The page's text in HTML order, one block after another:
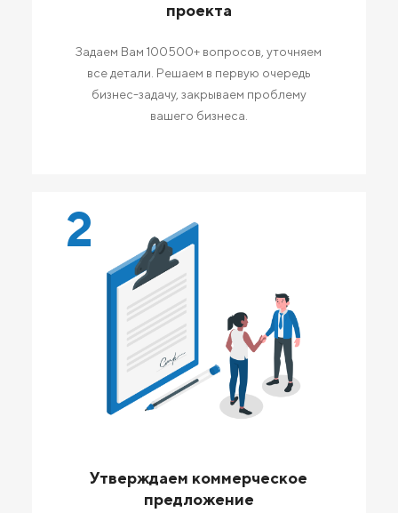
проекта
Задаем Вам 100500+ вопросов, уточняем
все детали. Решаем в первую очередь
бизнес-задачу, закрываем проблему
вашего бизнеса.
2
Утверждаем коммерческое
предложение